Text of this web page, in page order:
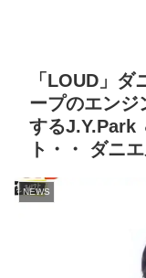
「LOUD」
ープのエンジ
するJ.Y.Park
ト・・ ダニ
NEWS